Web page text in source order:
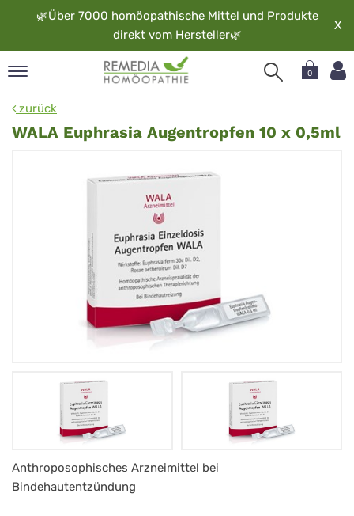
🌿Über 7000 homöopathische Mittel und Produkte
direkt vom Hersteller🌿
X
0
zurück
WALA Euphrasia Augentropfen 10 x 0,5ml
WALA
Euphrasia
Anthroposophisches Arzneimittel bei
Bindehautentzündung